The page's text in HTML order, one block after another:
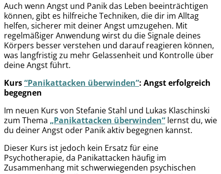
Auch wenn Angst und Panik das Leben beeinträchtigen
können, gibt es hilfreiche Techniken, die dir im Alltag
helfen, sicherer mit deiner Angst umzugehen. Mit
regelmäßiger Anwendung wirst du die Signale deines
Körpers besser verstehen und darauf reagieren können,
was langfristig zu mehr Gelassenheit und Kontrolle über
deine Angst führt.
Kurs“Panikattacken überwinden”: Angst erfolgreich
begegnen
Im neuen Kurs von Stefanie Stahl und Lukas Klaschinski
zum Thema „Panikattacken überwinden“ lernst du, wie
du deiner Angst oder Panik aktiv begegnen kannst.
Dieser Kurs ist jedoch kein Ersatz für eine
Psychotherapie, da Panikattacken häufig im
Zusammenhang mit schwerwiegenden psychischen